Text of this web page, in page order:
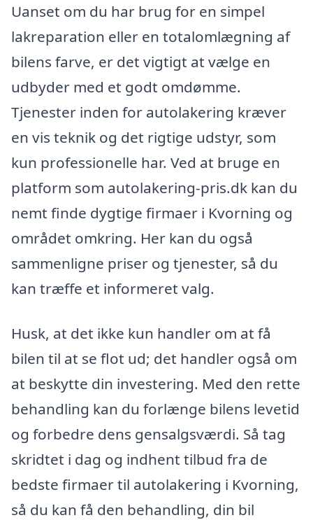
Uanset om du har brug for en simpel
lakreparation eller en totalomlægning af
bilens farve, er det vigtigt at vælge en
udbyder med et godt omdømme.
Tjenester inden for autolakering kræver
en vis teknik og det rigtige udstyr, som
kun professionelle har. Ved at bruge en
platform som autolakering-pris.dk kan du
nemt finde dygtige firmaer i Kvorning og
området omkring. Her kan du også
sammenligne priser og tjenester, så du
kan træffe et informeret valg.
Husk, at det ikke kun handler om at få
bilen til at se flot ud; det handler også om
at beskytte din investering. Med den rette
behandling kan du forlænge bilens levetid
og forbedre dens gensalgsværdi. Så tag
skridtet i dag og indhent tilbud fra de
bedste firmaer til autolakering i Kvorning,
så du kan få den behandling, din bil